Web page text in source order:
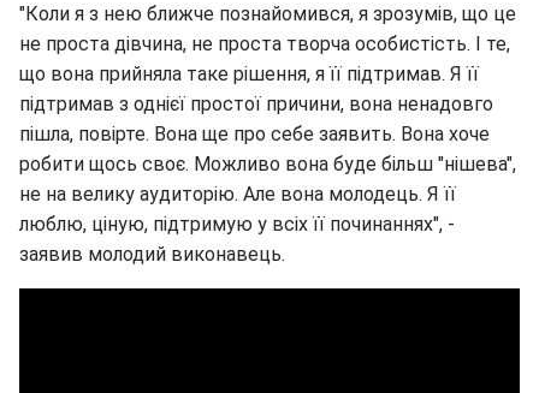
"Коли я з нею ближче познайомився, я зрозумів, що це
не проста дівчина, не проста творча особистість. І те,
що вона прийняла таке рішення, я її підтримав. Я її
підтримав з однієї простої причини, вона ненадовго
пішла, повірте. Вона ще про себе заявить. Вона хоче
робити щось своє. Можливо вона буде більш "нішева",
не на велику аудиторію. Але вона молодець. Я її
люблю, ціную, підтримую у всіх її починаннях", -
заявив молодий виконавець.